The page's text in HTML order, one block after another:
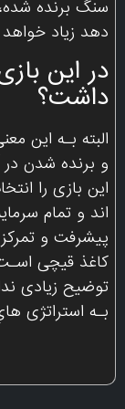
سنگ برنده
دهد زیاد
در این
داشت؟
البته بـه این
و برنده شدن
این بازی را
اند و تمام
پیشرفت و
کاغذ قیچی
توضیح زیادی
بـه استراتژی